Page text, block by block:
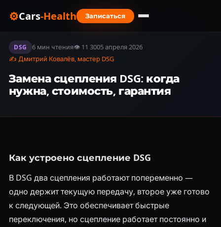
⚙Cars-Health Записаться
Главная › Блог ›
DSG 6 мин чтения👁 11 3005 апреля 2026
✍ Дмитрий Ковалёв, мастер DSG
Замена сцепления DSG: когда
нужна, стоимость, гарантия
Как устроено сцепление DSG
В DSG два сцепления работают попеременно —
одно держит текущую передачу, второе уже готово
к следующей. Это обеспечивает быстрые
переключения, но сцепление работает постоянно и